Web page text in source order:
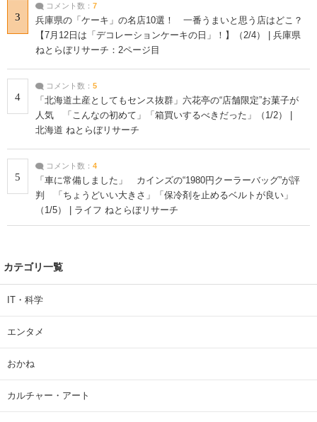
3
コメント数： 7
兵庫県の「ケーキ」の名店10選！ 一番うまいと思う店はどこ？
【7月12日は「デコレーションケーキの日」！】（2/4） | 兵庫県
ねとらぼリサーチ：2ページ目
4
コメント数： 5
「北海道土産としてもセンス抜群」六花亭の“店舗限定”お菓子が
人気 「こんなの初めて」「箱買いするべきだった」（1/2） |
北海道 ねとらぼリサーチ
5
コメント数： 4
「車に常備しました」 カインズの“1980円クーラーバッグ”が評
判 「ちょうどいい大きさ」「保冷剤を止めるベルトが良い」
（1/5） | ライフ ねとらぼリサーチ
カテゴリ一覧
IT・科学
エンタメ
おかね
カルチャー・アート